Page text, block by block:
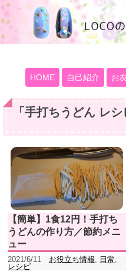
100均大
HOME 自己紹介 お
「 手打ちうどん レシ
【簡単】1食12円！手打ち
うどんの作り方／節約メニ
ュー
2021/6/11 お役立ち情報, 日常,
レシピ